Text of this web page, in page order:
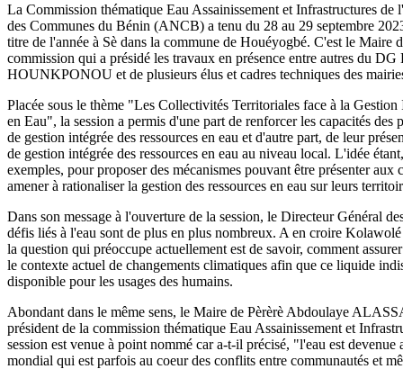
La Commission thématique Eau Assainissement et Infrastructures
des Communes du Bénin (ANCB) a tenu du 28 au 29 septembre
titre de l'année à Sè dans la commune de Houéyogbé. C'est le Maire
commission qui a présidé les travaux en présence entre autres du
HOUNKPONOU et de plusieurs élus et cadres techniques des
Placée sous le thème "Les Collectivités Territoriales face à la Gestion
en Eau", la session a permis d'une part de renforcer les capacités des
de gestion intégrée des ressources en eau et d'autre part, de leur
de gestion intégrée des ressources en eau au niveau local. L'idée
exemples, pour proposer des mécanismes pouvant être présenter aux
amener à rationaliser la gestion des ressources en eau sur leurs
Dans son message à l'ouverture de la session, le Directeur Général
défis liés à l'eau sont de plus en plus nombreux. A en croire
la question qui préoccupe actuellement est de savoir, comment
le contexte actuel de changements climatiques afin que ce liquide
disponible pour les usages des humains.
Abondant dans le même sens, le Maire de Pèrèrè Abdoulaye
président de la commission thématique Eau Assainissement et
session est venue à point nommé car a-t-il précisé, "l'eau est
mondial qui est parfois au coeur des conflits entre communautés et